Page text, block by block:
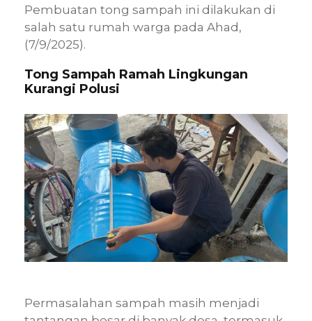
Pembuatan tong sampah ini dilakukan di
salah satu rumah warga pada Ahad,
(7/9/2025).
Tong Sampah Ramah Lingkungan
Kurangi Polusi
Permasalahan sampah masih menjadi